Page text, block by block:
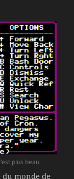
plus beau
monde de